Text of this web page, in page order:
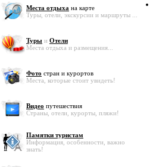
Места отдыха на карте
Туры, отели, экскурсии и маршруты ...
Туры и Отели
Места отдыха и размещения...
Фото стран и курортов
Места, которые стоит увидеть!
Видео путешествия
Страны, отели, курорты, пляжи!
Памятки туристам
Информация, особенности, важно
знать!